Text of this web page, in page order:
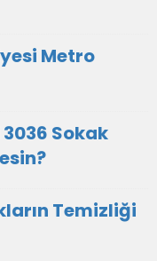
Metro
Sokak
Temizliği